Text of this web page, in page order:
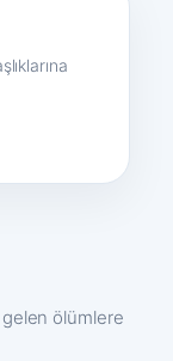
gelen ölümlere